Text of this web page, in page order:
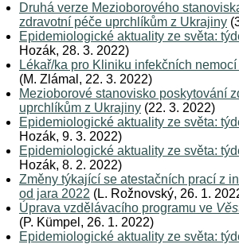
Druhá verze Mezioborového
zdravotní péče uprchlíkům z Ukrajiny
Epidemiologické aktuality ze světa:
Hozák, 28. 3. 2022)
Lékař/ka pro Kliniku infekčních
(M. Zlámal, 22. 3. 2022)
Mezioborové stanovisko poskytování
uprchlíkům z Ukrajiny (22. 3. 2022)
Epidemiologické aktuality ze světa:
Hozák, 9. 3. 2022)
Epidemiologické aktuality ze světa:
Hozák, 8. 2. 2022)
Změny týkající se atestačních prací z
od jara 2022 (L. Rožnovský, 26. 1.
Úprava vzdělávacího programu ve
(P. Kümpel, 26. 1. 2022)
Epidemiologické aktuality ze světa: